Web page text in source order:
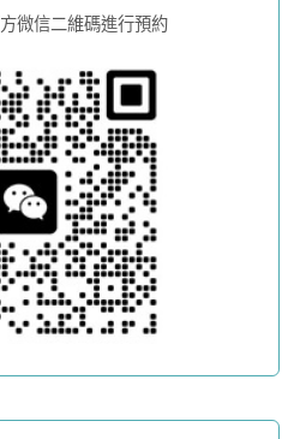
微信二維碼進行預約